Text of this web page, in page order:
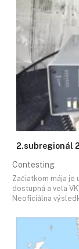
2.subregionál
Contesting
Začiatkom mája je
dostupná a veľa
Neoficiálna